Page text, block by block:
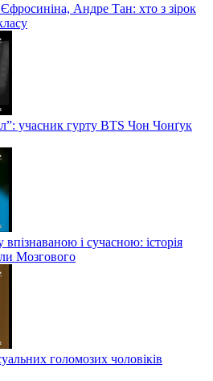
Андре Тан: хто з зірок
учасник гурту BTS Чон Чонґук
і сучасною: історія
Мозгового
голомозих чоловіків